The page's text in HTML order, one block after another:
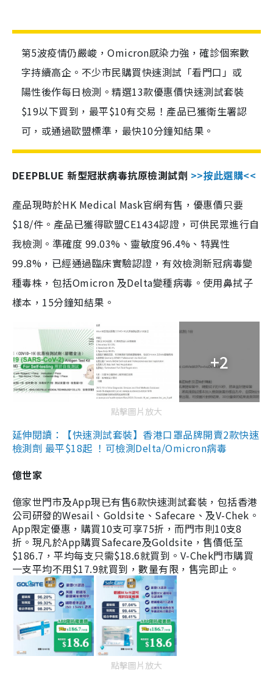
第5波疫情仍嚴峻，Omicron感染力強，確診個案數
字持續高企。不少市民購買快速測試「看門口」或
陽性後作每日檢測。精選13款優惠價快速測試套裝
$19以下買到，最平$10有交易！產品已獲衛生署認
可，或通過歐盟標準，最快10分鐘知結果。
DEEPBLUE 新型冠狀病毒抗原檢測試劑 >>按此選購<<
產品現時於HK Medical Mask官網有售，優惠價只要
$18/件。產品已獲得歐盟CE1434認證，可供民眾進行自
我檢測。準確度 99.03%、靈敏度96.4%、特異性
99.8%，已經通過臨床實驗認證，有效檢測新冠病毒變
種毒株，包括Omicron 及Delta變種病毒。使用鼻拭子
樣本，15分鐘知結果。
+2
點擊圖片放大
延伸閱讀：【快速測試套裝】香港口罩品牌開賣2款快速
檢測劑 最平$18起 ！可檢測Delta/Omicron病毒
億世家
億家世門市及App現已有售6款快速測試套裝，包括香港
公司研發的Wesail、Goldsite、Safecare、及V-Chek。
App限定優惠，購買10支可享75折，而門市則10支8
折。現凡於App購買Safecare及Goldsite，售價低至
$186.7，平均每支只需$18.6就買到。V-Chek門市購買
一支平均不用$17.9就買到，數量有限，售完即止。
點擊圖片放大